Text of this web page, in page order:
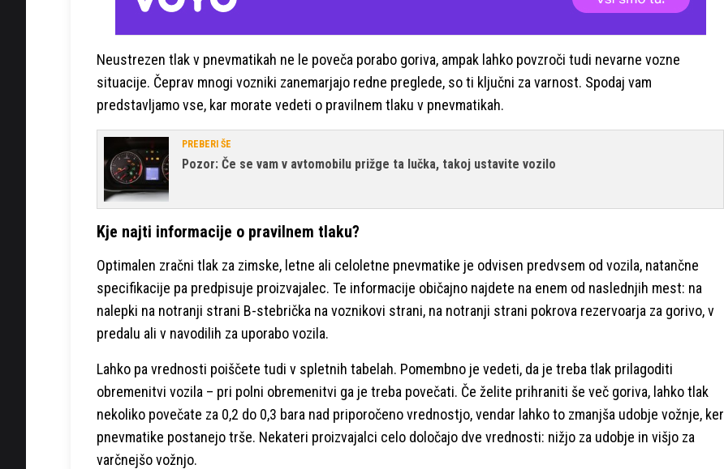
Neustrezen tlak v pnevmatikah ne le poveča porabo goriva, ampak lahko povzroči tudi nevarne vozne
situacije. Čeprav mnogi vozniki zanemarjajo redne preglede, so ti ključni za varnost. Spodaj vam
predstavljamo vse, kar morate vedeti o pravilnem tlaku v pnevmatikah.
PREBERI ŠE
Pozor: Če se vam v avtomobilu prižge ta lučka, takoj ustavite vozilo
Kje najti informacije o pravilnem tlaku?
Optimalen zračni tlak za zimske, letne ali celoletne pnevmatike je odvisen predvsem od vozila, natančne
specifikacije pa predpisuje proizvajalec. Te informacije običajno najdete na enem od naslednjih mest: na
nalepki na notranji strani B-stebrička na voznikovi strani, na notranji strani pokrova rezervoarja za gorivo, v
predalu ali v navodilih za uporabo vozila.
Lahko pa vrednosti poiščete tudi v spletnih tabelah. Pomembno je vedeti, da je treba tlak prilagoditi
obremenitvi vozila – pri polni obremenitvi ga je treba povečati. Če želite prihraniti še več goriva, lahko tlak
nekoliko povečate za 0,2 do 0,3 bara nad priporočeno vrednostjo, vendar lahko to zmanjša udobje vožnje, ker
pnevmatike postanejo trše. Nekateri proizvajalci celo določajo dve vrednosti: nižjo za udobje in višjo za
varčnejšo vožnjo.